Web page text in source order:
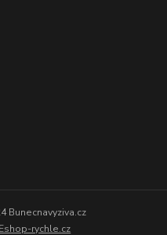
Bunecnavyziva.cz
Eshop-rychle.cz